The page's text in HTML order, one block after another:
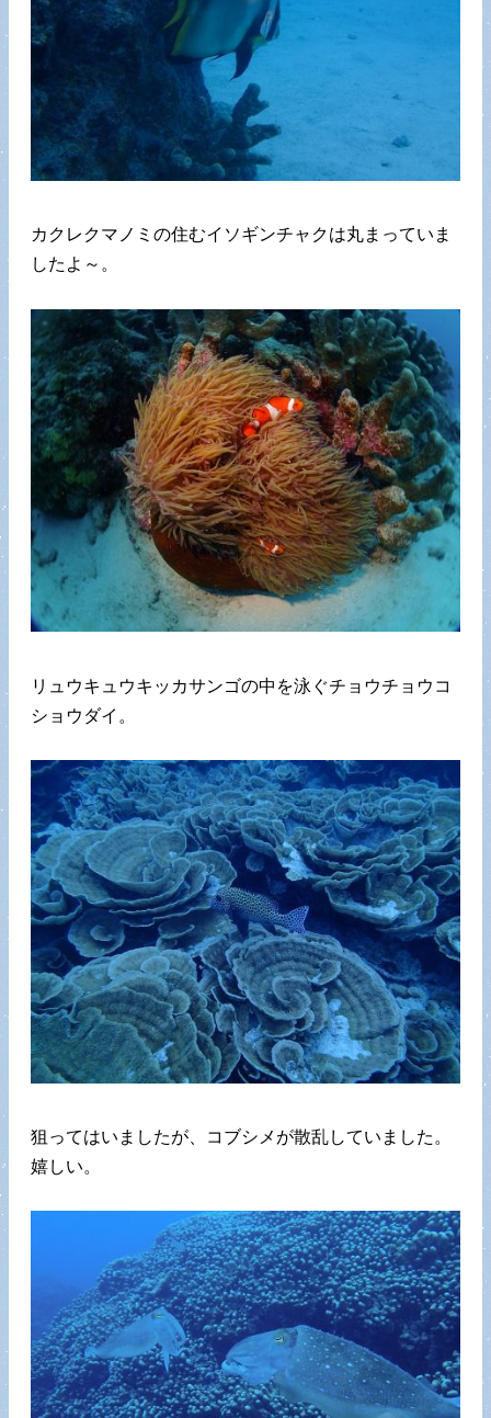
カクレクマノミの住むイソギンチャクは丸まっていま
したよ～。
リュウキュウキッカサンゴの中を泳ぐチョウチョウコ
ショウダイ。
狙ってはいましたが、コブシメが散乱していました。
嬉しい。